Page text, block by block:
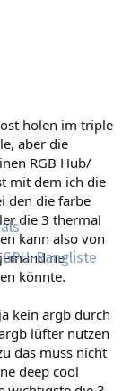
GPU-Rangliste
holen im triple
aber die
RGB Hub/
mit dem ich die
den die farbe
die 3 thermal
kann also von
ne
könnte.
kein argb durch
lüfter nutzen
das muss nicht
deep cool